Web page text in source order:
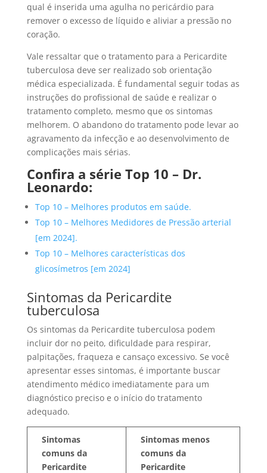
qual é inserida uma agulha no pericárdio para
remover o excesso de líquido e aliviar a pressão no
coração.
Vale ressaltar que o tratamento para a Pericardite
tuberculosa deve ser realizado sob orientação
médica especializada. É fundamental seguir todas as
instruções do profissional de saúde e realizar o
tratamento completo, mesmo que os sintomas
melhorem. O abandono do tratamento pode levar ao
agravamento da infecção e ao desenvolvimento de
complicações mais sérias.
Confira a série Top 10 – Dr.
Leonardo:
Top 10 – Melhores produtos em saúde.
Top 10 – Melhores Medidores de Pressão arterial
[em 2024].
Top 10 – Melhores características dos
glicosímetros [em 2024]
Sintomas da Pericardite
tuberculosa
Os sintomas da Pericardite tuberculosa podem
incluir dor no peito, dificuldade para respirar,
palpitações, fraqueza e cansaço excessivo. Se você
apresentar esses sintomas, é importante buscar
atendimento médico imediatamente para um
diagnóstico preciso e o início do tratamento
adequado.
Sintomas
comuns da
Pericardite
Sintomas menos
comuns da
Pericardite